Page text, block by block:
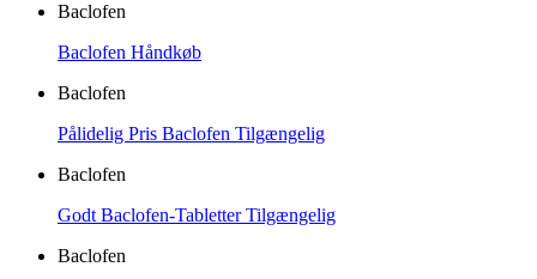
Baclofen
Baclofen Håndkøb
Baclofen
Pålidelig Pris Baclofen Tilgængelig
Baclofen
Godt Baclofen-Tabletter Tilgængelig
Baclofen